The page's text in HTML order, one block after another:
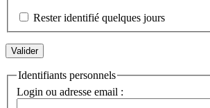
Rester identifié quelques jours
Identifiants personnels
Login ou adresse email :